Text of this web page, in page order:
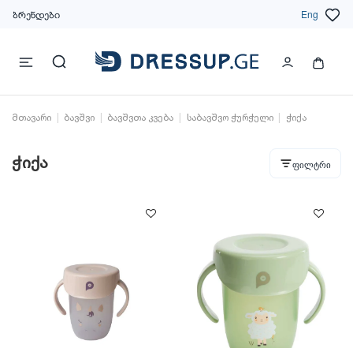
ბრენდები Eng
მთავარი ბავშვი ბავშვთა კვება საბავშვო ჭურჭელი ჭიქა
ჭიქა ფილტრი